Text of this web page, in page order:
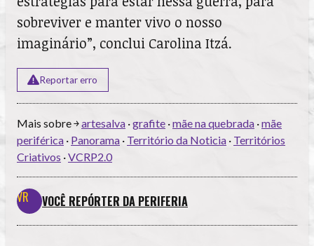
sobreviver e manter vivo o nosso
imaginário”, conclui Carolina Itzá.
Reportar erro
Mais sobre ￫artesalva ·grafite ·mãe na quebrada ·mãe
periférica · Panorama · Território da Noticia · Territórios
Criativos ·VCRP2.0
VOCÊ REPÓRTER DA PERIFERIA